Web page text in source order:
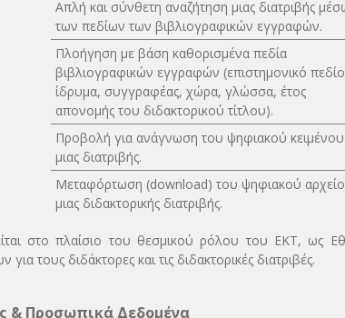
Απλή και σύνθετη αναζήτηση μιας διατριβής
των πεδίων των βιβλιογραφικών εγγραφών.
Πλοήγηση με βάση καθορισμένα πεδία
βιβλιογραφικών εγγραφών (επιστημονικό
ίδρυμα, συγγραφέας, χώρα, γλώσσα, έτος
απονομής του διδακτορικού τίτλου).
Προβολή για ανάγνωση του ψηφιακού κειμένου
μιας διατριβής.
Μεταφόρτωση (download) του ψηφιακού
μιας διδακτορικής διατριβής.
στο πλαίσιο του θεσμικού ρόλου του ΕΚΤ, ως
τους διδάκτορες και τις διδακτορικές διατριβές.
& Προσωπικά Δεδομένα